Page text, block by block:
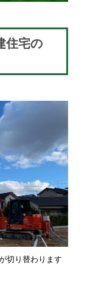
住宅の
切り替わります